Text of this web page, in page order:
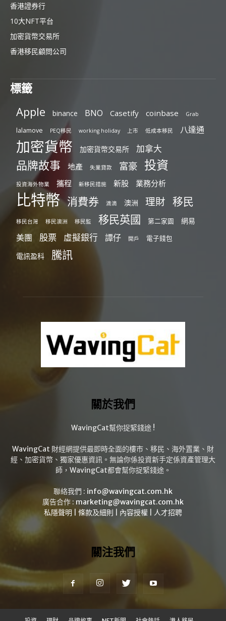
香港證券行
10大NFT平台
加密貨幣交易所
香港移民顧問公司
標籤
Apple binance BNO Casetify coinbase Grab
lalamove PEQ移民 working holiday 上市 低成本移民 八達通
加密貨幣 加密貨幣交易所 加拿大
品牌故事 地產 失業貸款 富豪 投資
投資海外物業 攜程 新移民措施 新股 業務分析
比特幣 消費券 滴滴 澳洲 理財 移民
移民台灣 移民澳洲 移民監 移民英國 第二家園 網易
美團 股票 虛擬銀行 譚仔 開戶 電子錢包
電訊盈科 騰訊
關於我們
WavingCat幫你捉緊錢途 !
WavingCat 財經網提供最即時全面的樓市、移民、海外置業、財
經、加密貨幣、獨家優惠資訊。無論你係投資新手定係資產管理大
師，WavingCat都會幫你捉緊錢途。
聯絡我們 : info@wavingcat.com.hk
廣告合作 : marketing@wavingcat.com.hk
私隱聲明
條款及細則 內容授權 人才招聘
關注我們